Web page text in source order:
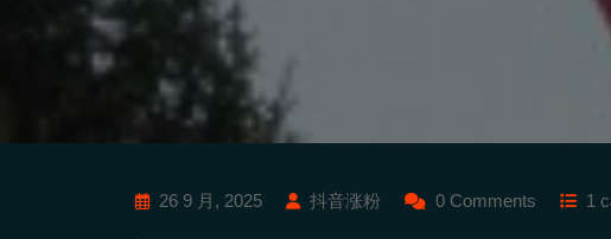
26 9 月, 2025 抖音涨粉 0 Comments 1